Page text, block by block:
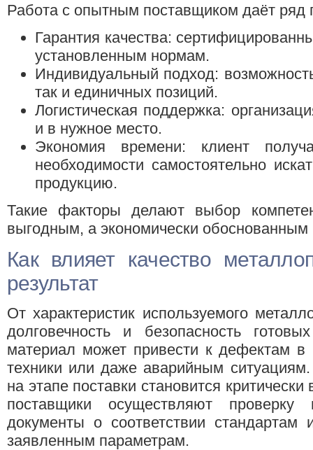
Работа с опытным поставщиком даёт ряд
Гарантия качества:
установленным нормам.
Индивидуальный подход:
так и единичных позиций.
Логистическая поддержка:
и в нужное место.
Экономия времени: клиент
необходимости самостоятельно
продукцию.
Такие факторы делают выбор
выгодным, а экономически
Как влияет качество
результат
От характеристик используемого
долговечность и безопасность
материал может привести к дефектам в
техники или даже аварийным
на этапе поставки становится
поставщики осуществляют проверку
документы о соответствии стандартам
заявленным параметрам.